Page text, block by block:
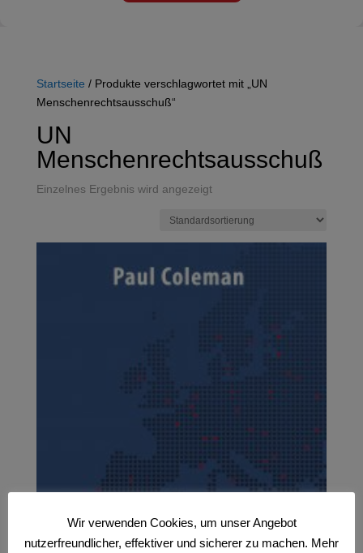
Startseite / Produkte verschlagwortet mit „UN
Menschenrechtsausschuß“
UN
Menschenrechtsausschuß
Einzelnes Ergebnis wird angezeigt
Wir verwenden Cookies, um unser Angebot
nutzerfreundlicher, effektiver und sicherer zu machen. Mehr